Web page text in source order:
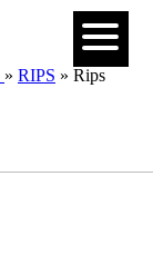
» RIPS » Rips